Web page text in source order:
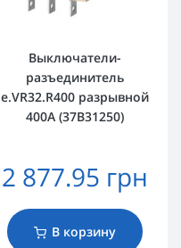
Выключатели-
разъединитель
e.VR32.R400 разрывной
400А (37В31250)
2 877.95 грн
В корзину